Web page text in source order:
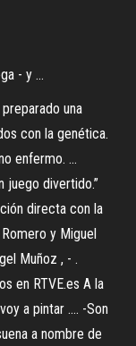
- y ...
una
con la genética.
enfermo. ...
juego divertido.”
directa con la
y Miguel
Muñoz , - .
en RTVE.es A la
a pintar .... -Son
a nombre de